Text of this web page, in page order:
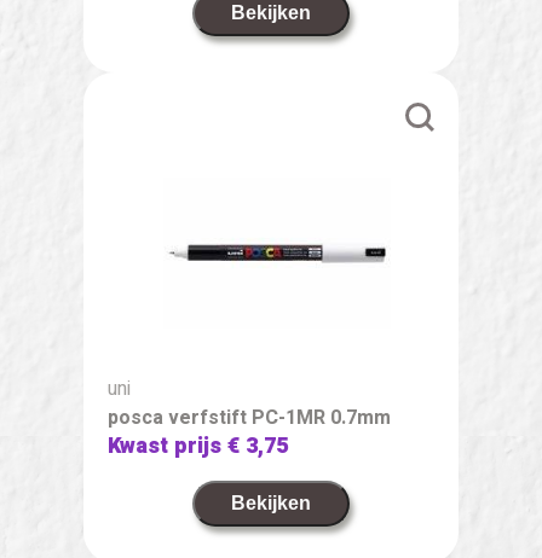
Bekijken
uni
posca verfstift PC-1MR 0.7mm
Kwast prijs€ 3,75
Bekijken